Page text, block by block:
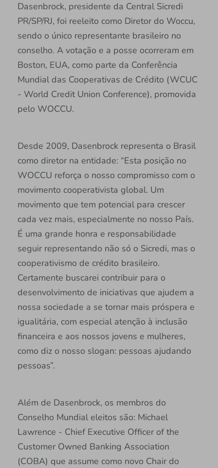
Dasenbrock, presidente da Central Sicredi
PR/SP/RJ, foi reeleito como Diretor do Woccu,
sendo o único representante brasileiro no
conselho. A votação e a posse ocorreram em
Boston, EUA, como parte da Conferência
Mundial das Cooperativas de Crédito (WCUC
- World Credit Union Conference), promovida
pelo WOCCU.
Desde 2009, Dasenbrock representa o Brasil
como diretor na entidade: “Esta posição no
WOCCU reforça o nosso compromisso com o
movimento cooperativista global. Um
movimento que tem potencial para crescer
cada vez mais, especialmente no nosso País.
É uma grande honra e responsabilidade
seguir representando não só o Sicredi, mas o
cooperativismo de crédito brasileiro.
Certamente buscarei contribuir para o
desenvolvimento de iniciativas que ajudem a
nossa sociedade a se tornar mais próspera e
igualitária, com especial atenção à inclusão
financeira e aos nossos jovens e mulheres,
como diz o nosso slogan: pessoas ajudando
pessoas”.
Além de Dasenbrock, os membros do
Conselho Mundial eleitos são: Michael
Lawrence - Chief Executive Officer of the
Customer Owned Banking Association
(COBA) que assume como novo Chair do